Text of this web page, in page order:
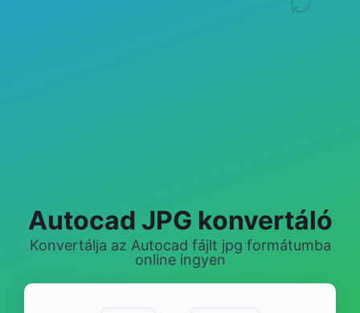
Autocad JPG konvertáló
Konvertálja az Autocad fájlt jpg formátumba
online ingyen